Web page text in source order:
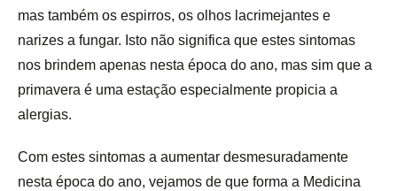
mas também os espirros, os olhos lacrimejantes e
narizes a fungar. Isto não significa que estes sintomas
nos brindem apenas nesta época do ano, mas sim que a
primavera é uma estação especialmente propicia a
alergias.
Com estes sintomas a aumentar desmesuradamente
nesta época do ano, vejamos de que forma a Medicina